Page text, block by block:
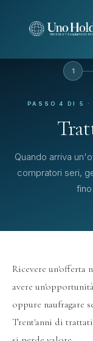
1
PASSO 4 DI 5 ·
Quando arriva
compratori seri,
Ricevere un'offerta
avere
oppure naufragare
Trent'anni di